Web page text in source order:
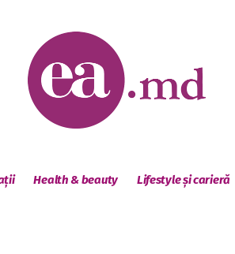
Health & beauty Lifestyle și carieră